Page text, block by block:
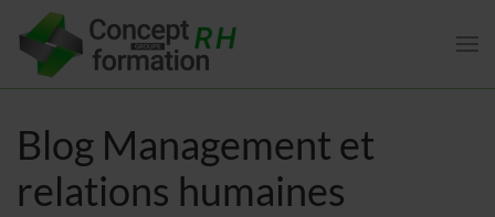
Blog Management et
relations humaines